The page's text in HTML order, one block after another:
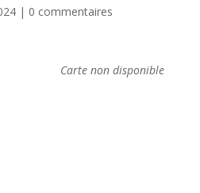
| 0 commentaires
Carte non disponible